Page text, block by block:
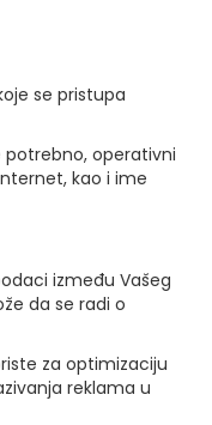
se pristupa
potrebno, operativni
kao i ime
između Vašeg
da se radi o
za optimizaciju
reklama u